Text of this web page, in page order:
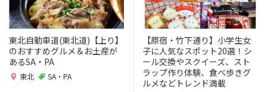
東北自動車道(東北道)【上り】
のおすすめグルメ＆お土産が
あるSA・PA
東北 SA・PA
【原宿・竹下通り】小学生女
子に人気なスポット20選！シ
ール交換やスクイーズ、スト
ラップ作り体験、食べ歩きグ
ルメなどトレンド満載